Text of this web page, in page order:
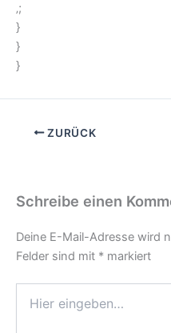
‚;
}
}
}
ZURÜCK
Schreibe einen
Deine E-Mail-Adresse wird
Felder sind mit * markiert
eingeben…